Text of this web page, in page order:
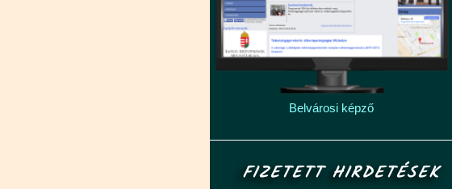
Belvárosi képző
FIZETETT HIRDETÉSEK